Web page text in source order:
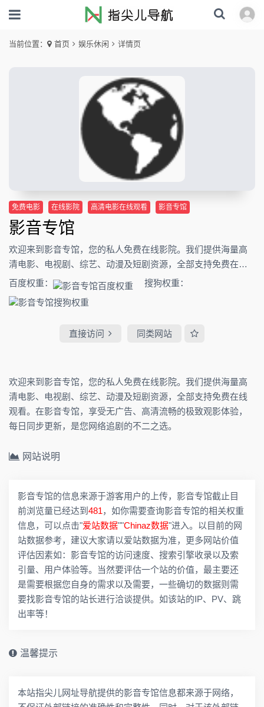
当前位置： 首页 娱乐休闲 详情页
免费电影 在线影院 高清电影在线观看 影音专馆
影音专馆
欢迎来到影音专馆，您的私人免费在线影院。我们提供海量高
清电影、电视剧、综艺、动漫及短剧资源，全部支持免费在线
观看。在影音专馆，享受无广告、高清流畅的极致观影体验，
每日同步更新，是您网络追剧的不二之选。
百度权重： 搜狗权重：
直接访问 同类网站
欢迎来到影音专馆，您的私人免费在线影院。我们提供海量高
清电影、电视剧、综艺、动漫及短剧资源，全部支持免费在线
观看。在影音专馆，享受无广告、高清流畅的极致观影体验，
每日同步更新，是您网络追剧的不二之选。
网站说明
影音专馆的信息来源于游客用户的上传，影音专馆截止目
前浏览量已经达到 481，如你需要查询影音专馆的相关权重
信息，可以点击"爱站数据""Chinaz数据"进入。以目前的网
站数据参考，建议大家请以爱站数据为准，更多网站价值
评估因素如：影音专馆的访问速度、搜索引擎收录以及索
引量、用户体验等。当然要评估一个站的价值，最主要还
是需要根据您自身的需求以及需要，一些确切的数据则需
要找影音专馆的站长进行洽谈提供。如该站的IP、PV、跳
出率等！
温馨提示
本站指尖儿网址导航提供的影音专馆信息都来源于网络，